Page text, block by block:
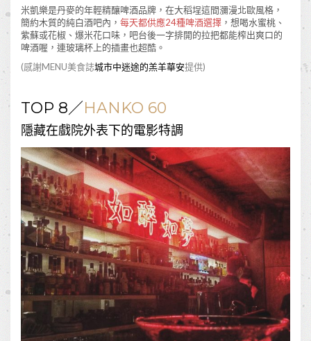
米凱樂是丹麥的年輕精釀啤酒品牌，在大稻埕這間瀰漫北歐風格，
簡約木質的純白酒吧內， 每天都供應24種啤酒選擇 ，想喝水蜜桃、
紫蘇或花椒、爆米花口味，吧台後一字排開的拉把都能榨出爽口的
啤酒喔，連玻璃杯上的插畫也超酷。
(感謝MENU美食誌城市中迷途的羔羊華安提供)
TOP 8／HANKO 60
隱藏在戲院外表下的電影特調